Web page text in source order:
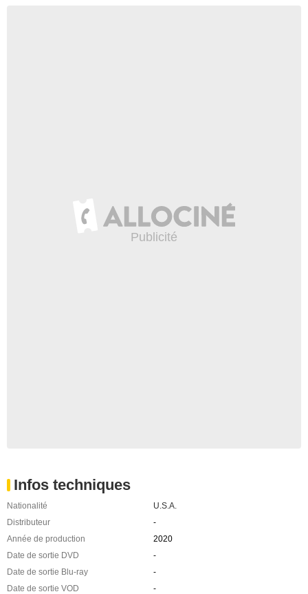
Infos techniques
Nationalité
U.S.A.
Distributeur
-
Année de production
2020
Date de sortie DVD
-
Date de sortie Blu-ray
-
Date de sortie VOD
-